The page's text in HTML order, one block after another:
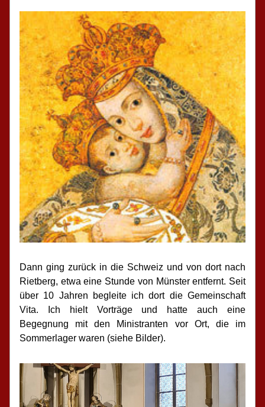
Dann ging zurück in die Schweiz und von dort nach
Rietberg, etwa eine Stunde von Münster entfernt. Seit
über 10 Jahren begleite ich dort die Gemeinschaft
Vita. Ich hielt Vorträge und hatte auch eine
Begegnung mit den Ministranten vor Ort, die im
Sommerlager waren (siehe Bilder).